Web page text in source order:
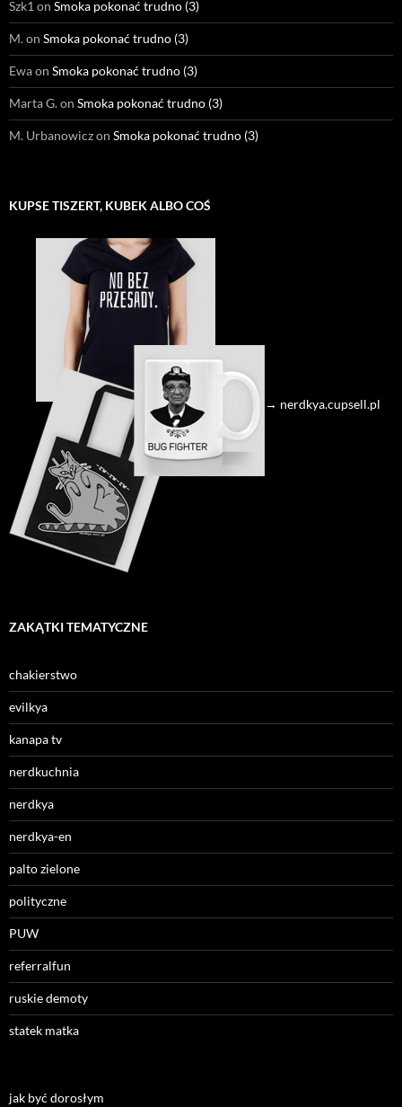
Szk1 on Smoka pokonać trudno (3)
M.on Smoka pokonać trudno (3)
Ewaon Smoka pokonać trudno (3)
Marta G.on Smoka pokonać trudno (3)
M. Urbanowiczon Smoka pokonać trudno (3)
KUPSE TISZERT, KUBEK ALBO COŚ
→ nerdkya.cupsell.pl
ZAKĄTKI TEMATYCZNE
chakierstwo
evilkya
kanapa tv
nerdkuchnia
nerdkya
nerdkya-en
palto zielone
polityczne
PUW
referralfun
ruskie demoty
statek matka
jak być dorosłym